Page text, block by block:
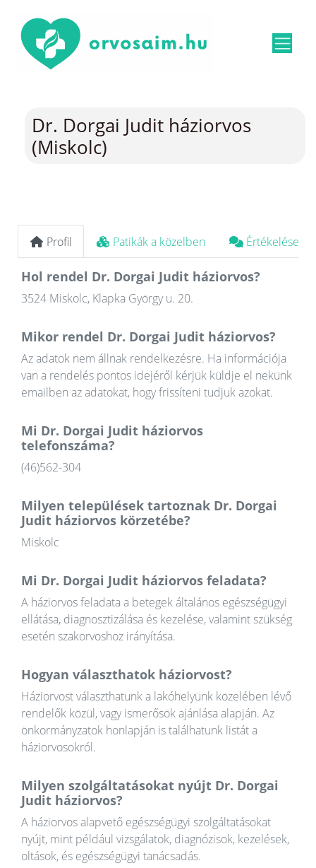
Dr. Dorgai Judit háziorvos
(Miskolc)
Profil Patikák a közelben Értékelések
Hol rendel Dr. Dorgai Judit háziorvos?
3524 Miskolc, Klapka György u. 20.
Mikor rendel Dr. Dorgai Judit háziorvos?
Az adatok nem állnak rendelkezésre. Ha információja
van a rendelés pontos idejéről kérjük küldje el nekünk
emailben az adatokat, hogy frissíteni tudjuk azokat.
Mi Dr. Dorgai Judit háziorvos
telefonszáma?
(46)562-304
Milyen települések tartoznak Dr. Dorgai
Judit háziorvos körzetébe?
Miskolc
Mi Dr. Dorgai Judit háziorvos feladata?
A háziorvos feladata a betegek általános egészségügyi
ellátása, diagnosztizálása és kezelése, valamint szükség
esetén szakorvoshoz irányítása.
Hogyan választhatok háziorvost?
Háziorvost választhatunk a lakóhelyünk közelében lévő
rendelők közül, vagy ismerősök ajánlása alapján. Az
önkormányzatok honlapján is találhatunk listát a
háziorvosokról.
Milyen szolgáltatásokat nyújt Dr. Dorgai
Judit háziorvos?
A háziorvos alapvető egészségügyi szolgáltatásokat
nyújt, mint például vizsgálatok, diagnózisok, kezelések,
oltások, és egészségügyi tanácsadás.